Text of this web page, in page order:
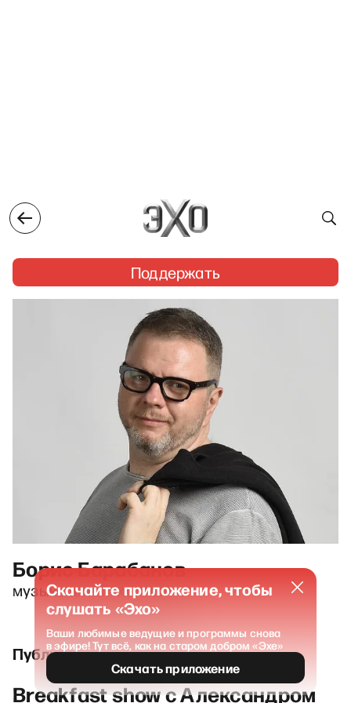
Поддержать
Борис Барабанов
музыкальный журналист
Публикации и выпуски
Breakfast show c Александром
Скачайте приложение, чтобы
слушать «Эхо»
Ваши любимые ведущие и программы снова
в эфире! Тут всё, как на старом добром «Эхе»
Скачать приложение